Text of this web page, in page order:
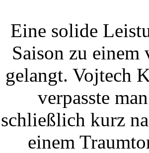
Eine solide
Saison zu einem
gelangt. Vojtech
verpasste
schließlich kurz
einem